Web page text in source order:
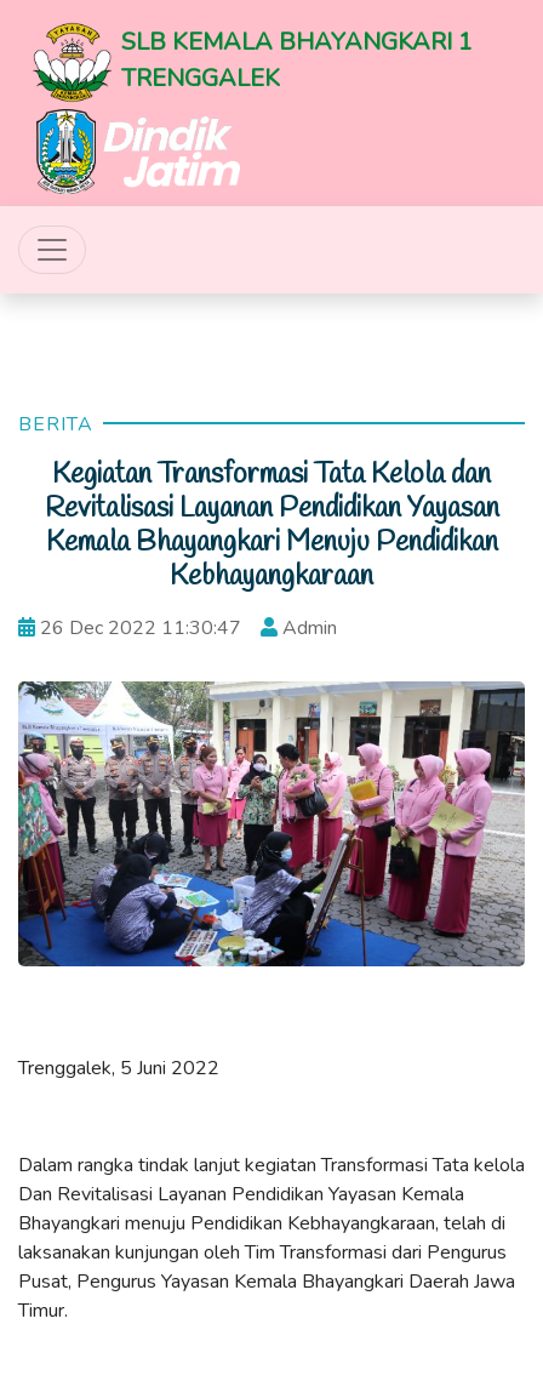
SLB KEMALA BHAYANGKARI 1
TRENGGALEK
BERITA
Kegiatan Transformasi Tata Kelola dan
Revitalisasi Layanan Pendidikan Yayasan
Kemala Bhayangkari Menuju Pendidikan
Kebhayangkaraan
26 Dec 2022 11:30:47 Admin
Trenggalek, 5 Juni 2022
Dalam rangka tindak lanjut kegiatan Transformasi Tata kelola
Dan Revitalisasi Layanan Pendidikan Yayasan Kemala
Bhayangkari menuju Pendidikan Kebhayangkaraan, telah di
laksanakan kunjungan oleh Tim Transformasi dari Pengurus
Pusat, Pengurus Yayasan Kemala Bhayangkari Daerah Jawa
Timur.